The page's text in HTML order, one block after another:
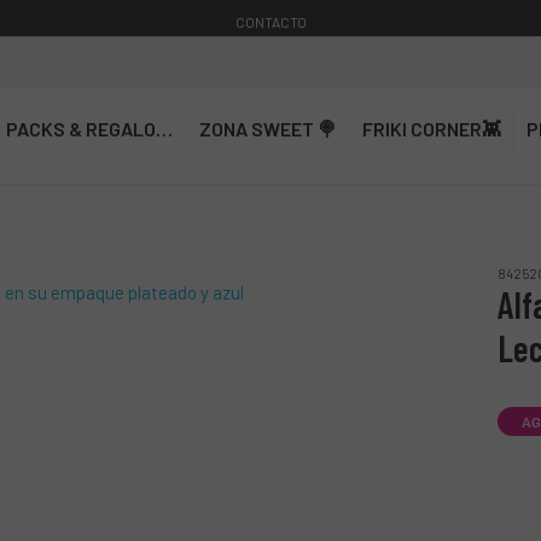
CONTACTO
PACKS & REGALOS🎁 ZONA SWEET 🍭 FRIKI CORNER👾